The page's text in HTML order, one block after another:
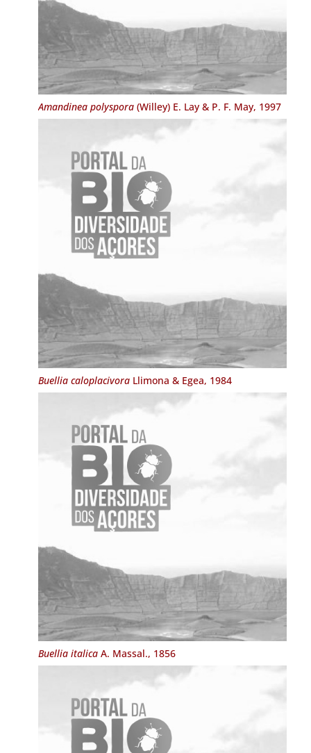
Amandinea polyspora(Willey) E. Lay & P. F. May, 1997
Buellia caloplacivoraLlimona & Egea, 1984
Buellia italicaA. Massal., 1856